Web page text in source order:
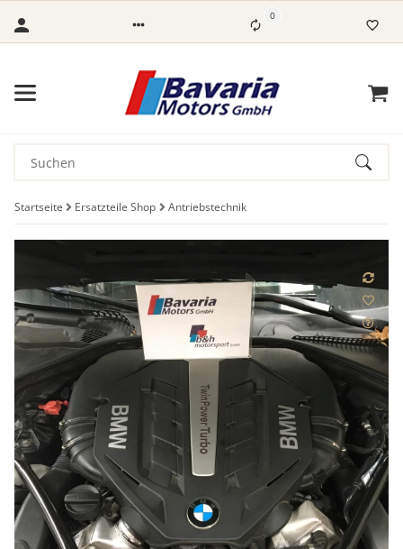
0
Startseite Ersatzteile Shop Antriebstechnik